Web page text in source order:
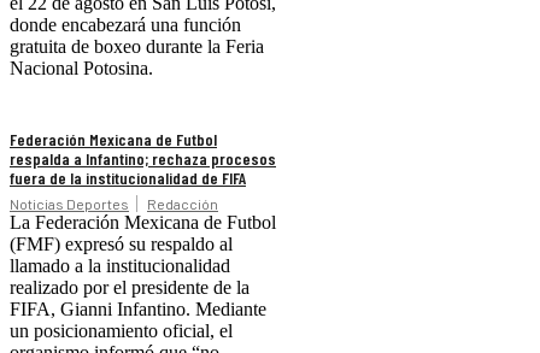
donde encabezará una función
gratuita de boxeo durante la Feria
Nacional Potosina.
Federación Mexicana de Futbol
respalda a Infantino; rechaza procesos
fuera de la institucionalidad de FIFA
Noticias Deportes Redacción
La Federación Mexicana de Futbol
(FMF) expresó su respaldo al
llamado a la institucionalidad
realizado por el presidente de la
FIFA, Gianni Infantino. Mediante
un posicionamiento oficial, el